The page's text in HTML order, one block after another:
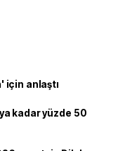
için anlaştı
kadar yüzde 50